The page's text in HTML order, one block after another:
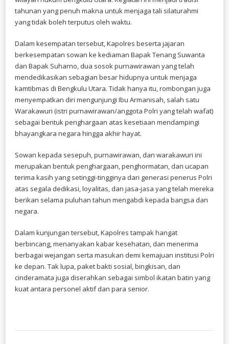
tahunan yang penuh makna untuk menjaga tali silaturahmi
yang tidak boleh terputus oleh waktu.
​Dalam kesempatan tersebut, Kapolres beserta jajaran
berkesempatan sowan ke kediaman Bapak Tenang Suwanta
dan Bapak Suharno, dua sosok purnawirawan yang telah
mendedikasikan sebagian besar hidupnya untuk menjaga
kamtibmas di Bengkulu Utara. Tidak hanya itu, rombongan juga
menyempatkan diri mengunjungi Ibu Armanisah, salah satu
Warakawuri (istri purnawirawan/anggota Polri yang telah wafat)
sebagai bentuk penghargaan atas kesetiaan mendampingi
bhayangkara negara hingga akhir hayat.
​Sowan kepada sesepuh, purnawirawan, dan warakawuri ini
merupakan bentuk penghargaan, penghormatan, dan ucapan
terima kasih yang setinggi-tingginya dari generasi penerus Polri
atas segala dedikasi, loyalitas, dan jasa-jasa yang telah mereka
berikan selama puluhan tahun mengabdi kepada bangsa dan
negara.
​Dalam kunjungan tersebut, Kapolres tampak hangat
berbincang, menanyakan kabar kesehatan, dan menerima
berbagai wejangan serta masukan demi kemajuan institusi Polri
ke depan. Tak lupa, paket bakti sosial, bingkisan, dan
cinderamata juga diserahkan sebagai simbol ikatan batin yang
kuat antara personel aktif dan para senior.